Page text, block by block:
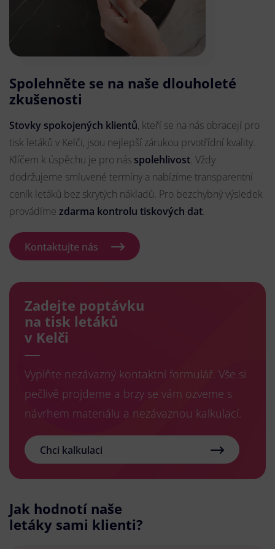
Spolehněte se na naše dlouholeté
zkušenosti
Stovky spokojených klientů, kteří se na nás obracejí pro
tisk letáků v Kelči, jsou nejlepší zárukou prvotřídní kvality.
Klíčem k úspěchu je pro nás spolehlivost. Vždy
dodržujeme smluvené termíny a nabízíme transparentní
ceník letáků bez skrytých nákladů. Pro bezchybný výsledek
provádíme zdarma kontrolu tiskových dat.
Kontaktujte nás
Zadejte poptávku
na tisk letáků
v Kelči
Vyplňte nezávazný kontaktní formulář. Vše si
pečlivě projdeme a brzy se vám ozveme s
návrhem materiálu a nezávaznou kalkulací.
Chci kalkulaci
Jak hodnotí naše
letáky sami klienti?